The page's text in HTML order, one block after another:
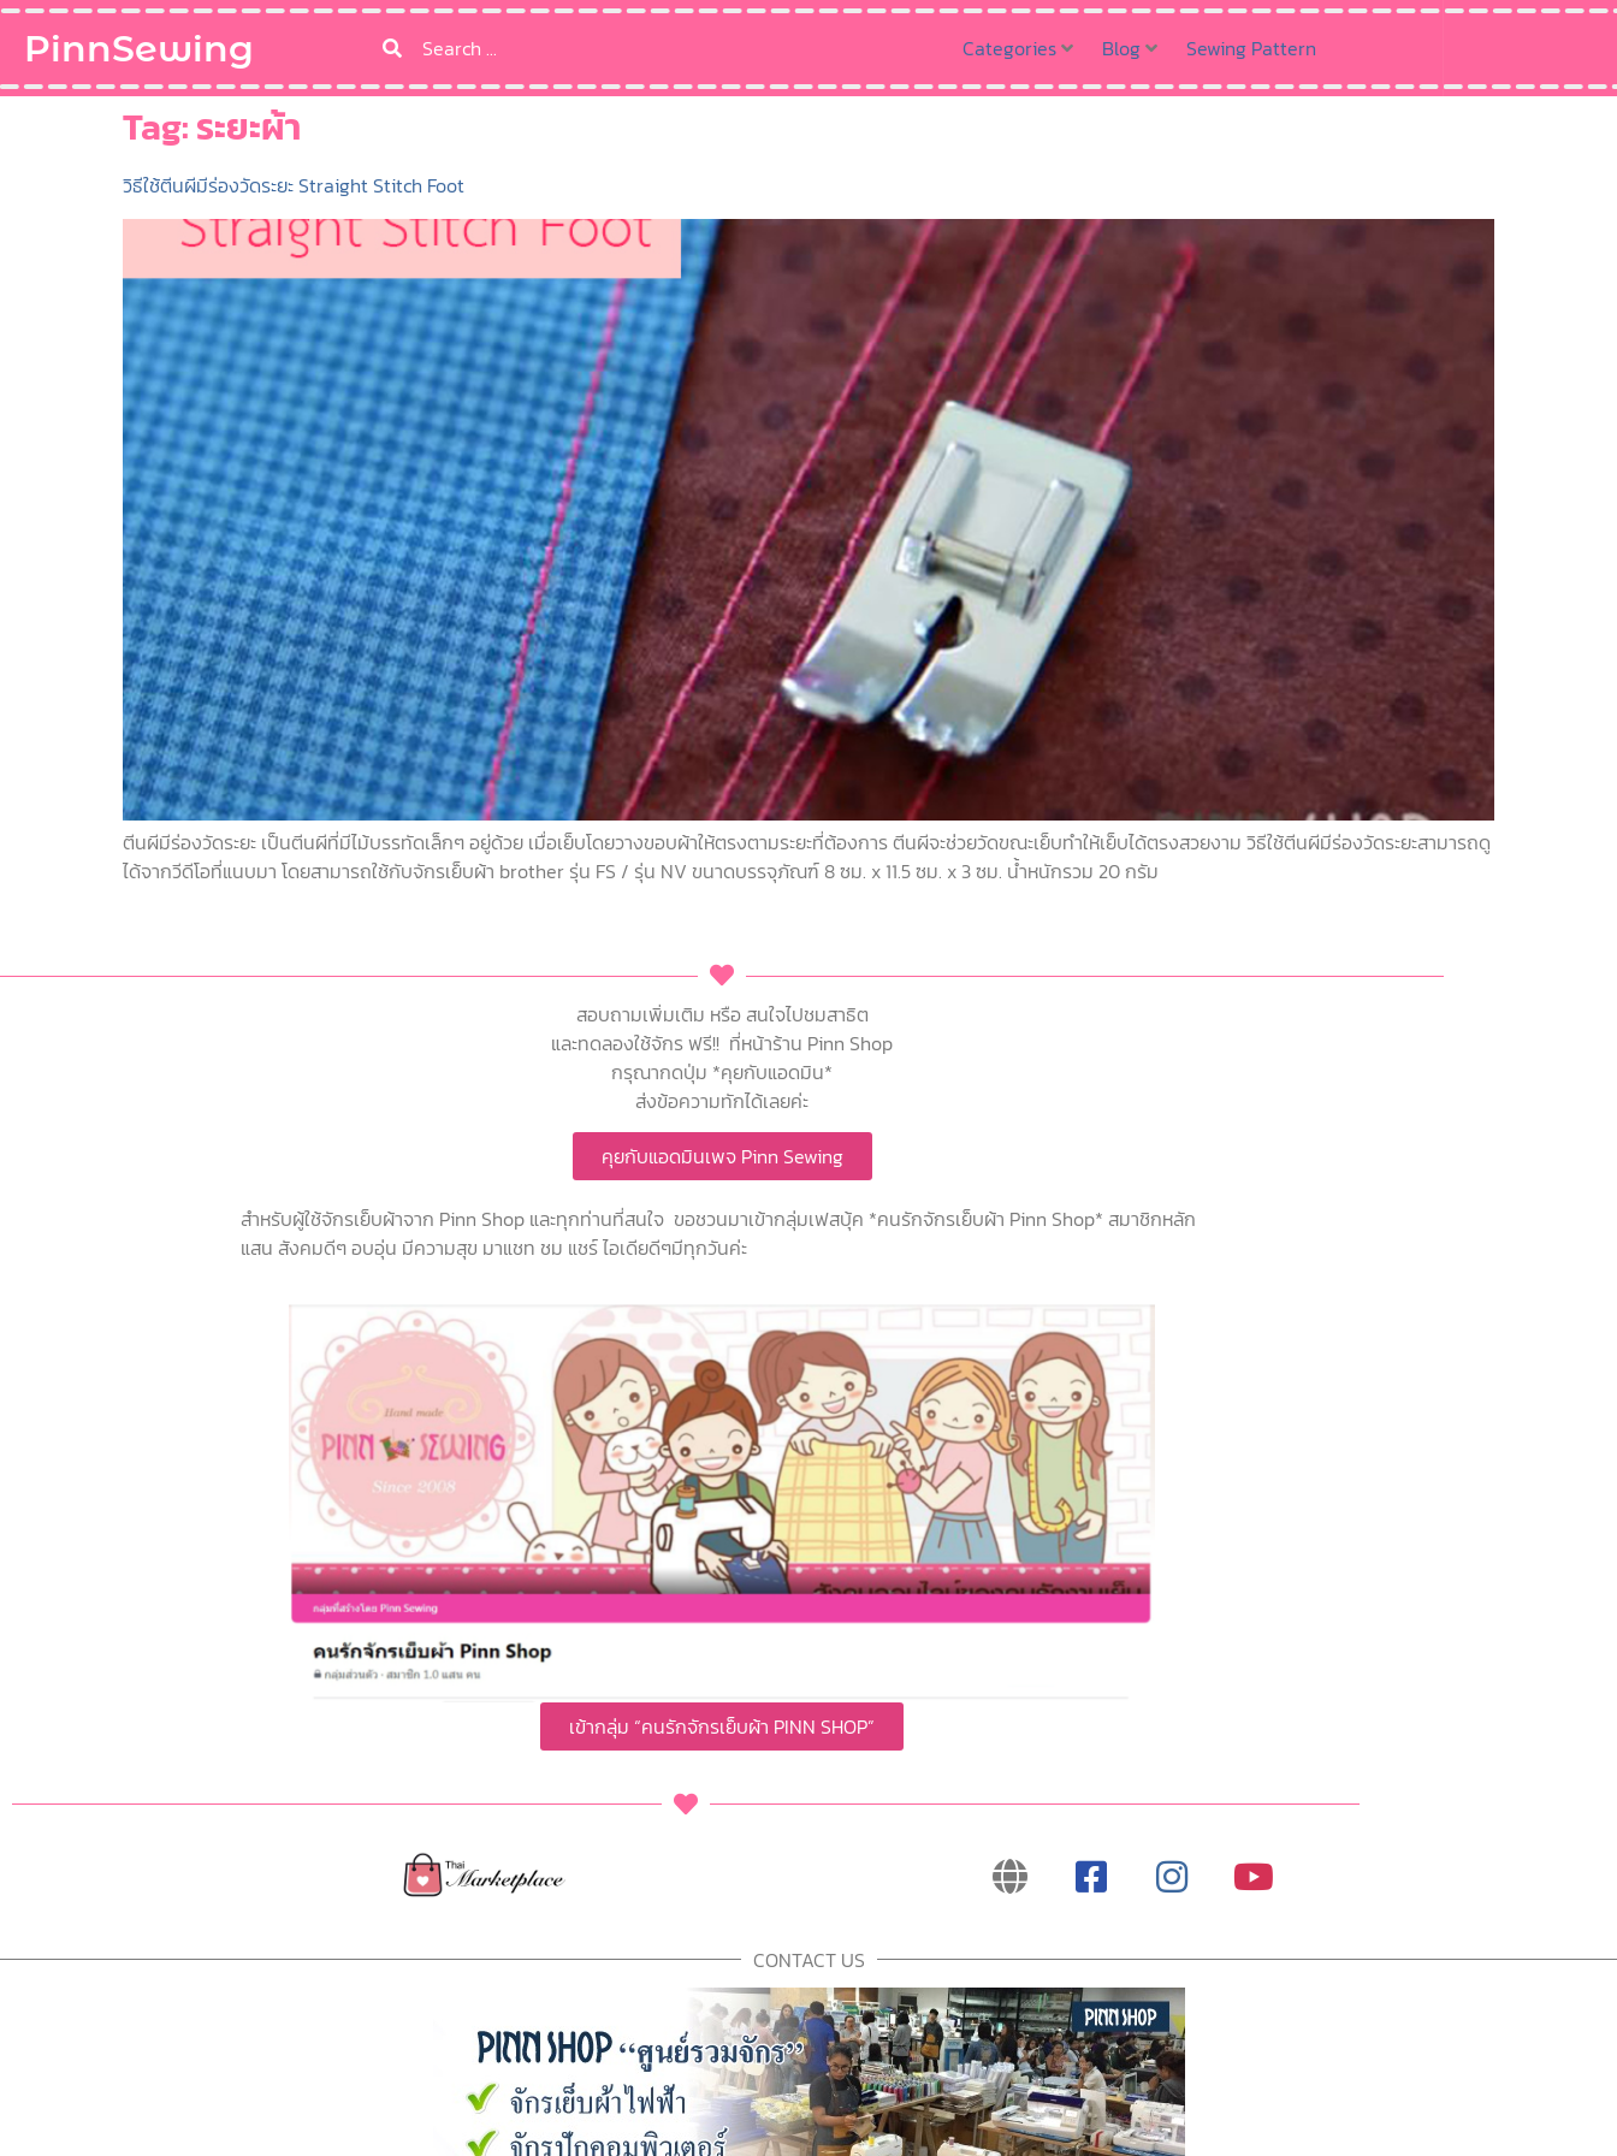
PinnSewing Categories Blog Sewing Pattern
Tag:ระยะผ้า
วิธีใช้ตีนผีมีร่องวัดระยะ Straight Stitch Foot
ตีนผีมีร่องวัดระยะ เป็นตีนผีที่มีไม้บรรทัดเล็กๆ อยู่ด้วย เมื่อเย็บโดยวางขอบผ้าให้ตรงตามระยะที่ต้องการ ตีนผีจะช่วยวัดขณะเย็บทำให้เย็บได้ตรงสวยงาม วิธีใช้ตีนผีมีร่องวัดระยะสามารถดู
ได้จากวีดีโอที่แนบมา โดยสามารถใช้กับจักรเย็บผ้า brother รุ่น FS / รุ่น NV ขนาดบรรจุภัณฑ์ 8 ซม. x 11.5 ซม. x 3 ซม. น้ำหนักรวม 20 กรัม
สอบถามเพิ่มเติม หรือ สนใจไปชมสาธิต
และทดลองใช้จักร ฟรี!! ที่หน้าร้าน Pinn Shop
กรุณากดปุ่ม *คุยกับแอดมิน*
ส่งข้อความทักได้เลยค่ะ
คุยกับแอดมินเพจ Pinn Sewing
สำหรับผู้ใช้จักรเย็บผ้าจาก Pinn Shop และทุกท่านที่สนใจ ขอชวนมาเข้ากลุ่มเฟสบุ้ค *คนรักจักรเย็บผ้า Pinn Shop* สมาชิกหลัก
แสน สังคมดีๆ อบอุ่น มีความสุข มาแชท ชม แชร์ ไอเดียดีๆมีทุกวันค่ะ
เข้ากลุ่ม “คนรักจักรเย็บผ้า PINN SHOP”
CONTACT US